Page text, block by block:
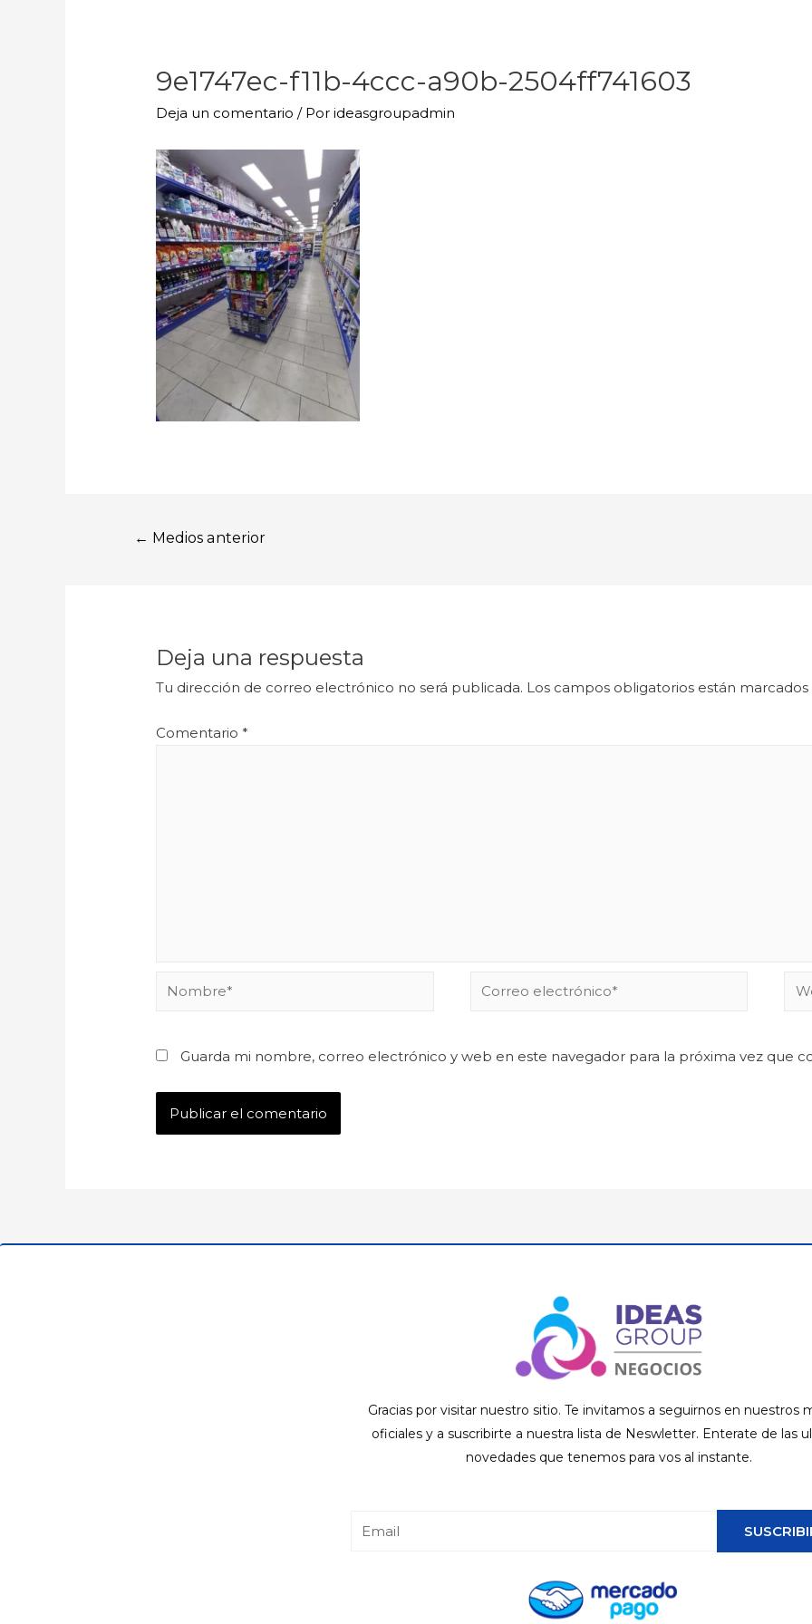
9e1747ec-f11b-4ccc-a90b-2504ff741603
Deja un comentario / Porideasgroupadmin
← Medios anterior
Deja una respuesta
Tu dirección de correo electrónico no será publicada. Los campos obligatorios están
Comentario*
Guarda mi nombre, correo electrónico y web en este navegador para la próxima vez que
Gracias por visitar nuestro sitio. Te invitamos a seguirnos en nuestros
oficiales y a suscribirte a nuestra lista de Neswletter. Enterate de las
novedades que tenemos para vos al instante.